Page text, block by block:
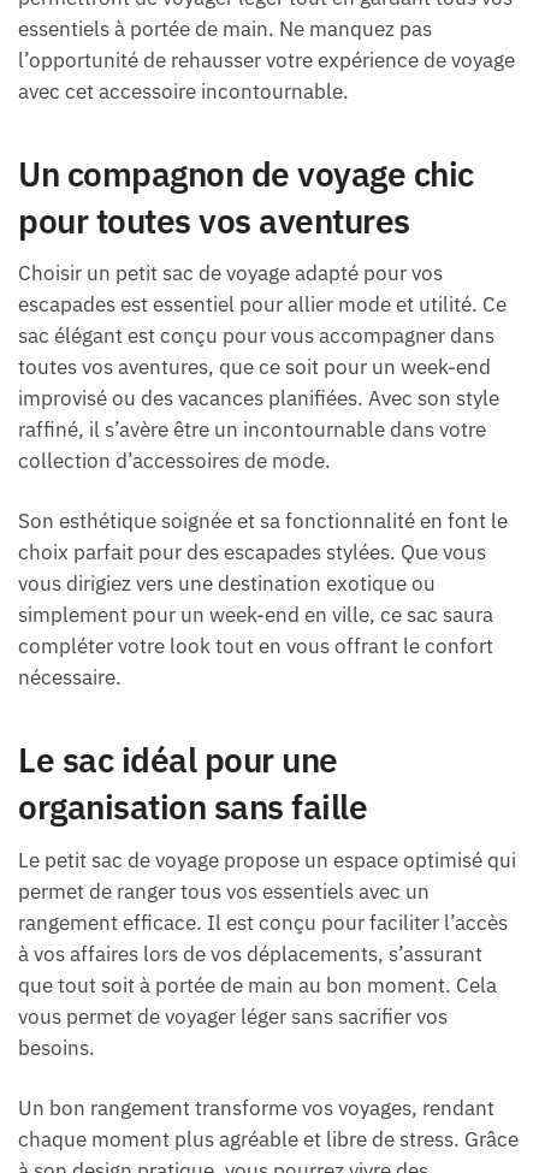
essentiels à portée de main. Ne manquez pas
l’opportunité de rehausser votre expérience de voyage
avec cet accessoire incontournable.
Un compagnon de voyage chic
pour toutes vos aventures
Choisir un petit sac de voyage adapté pour vos
escapades est essentiel pour allier mode et utilité. Ce
sac élégant est conçu pour vous accompagner dans
toutes vos aventures, que ce soit pour un week-end
improvisé ou des vacances planifiées. Avec son style
raffiné, il s’avère être un incontournable dans votre
collection d’accessoires de mode.
Son esthétique soignée et sa fonctionnalité en font le
choix parfait pour des escapades stylées. Que vous
vous dirigiez vers une destination exotique ou
simplement pour un week-end en ville, ce sac saura
compléter votre look tout en vous offrant le confort
nécessaire.
Le sac idéal pour une
organisation sans faille
Le petit sac de voyage propose un espace optimisé qui
permet de ranger tous vos essentiels avec un
rangement efficace. Il est conçu pour faciliter l’accès
à vos affaires lors de vos déplacements, s’assurant
que tout soit à portée de main au bon moment. Cela
vous permet de voyager léger sans sacrifier vos
besoins.
Un bon rangement transforme vos voyages, rendant
chaque moment plus agréable et libre de stress. Grâce